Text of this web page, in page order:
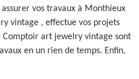
vos travaux à Monthieux
vintage , effectue vos projets
Comptoir art jewelry vintage sont
en un rien de temps. Enfin,